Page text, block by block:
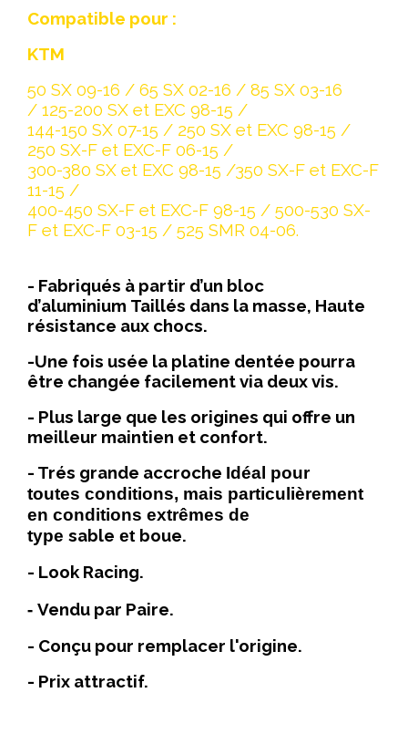
Compatible pour :
KTM
50 SX 09-16 / 65 SX 02-16 / 85 SX 03-16
/ 125-200 SX et EXC 98-15 /
144-150 SX 07-15 / 250 SX et EXC 98-15 /
250 SX-F et EXC-F 06-15 /
300-380 SX et EXC 98-15 /350 SX-F et EXC-F
11-15 /
400-450 SX-F et EXC-F 98-15 / 500-530 SX-
F et EXC-F 03-15 / 525 SMR 04-06.
- Fabriqués à partir d’un bloc
d’aluminium Taillés dans la masse, Haute
résistance aux chocs.
-Une fois usée la platine dentée pourra
être changée facilement via deux vis.
- Plus large que les origines qui offre un
meilleur maintien et confort.
- Trés grande accroche Idéal pour
toutes conditions, mais particulièrement
en conditions extrêmes de
type sable et boue.
- Look Racing.
- Vendu par Paire.
- Conçu pour remplacer l'origine.
- Prix attractif.